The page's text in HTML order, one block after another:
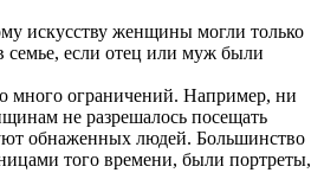
искусству женщины могли только
семье, если отец или муж были
много ограничений. Например, ни
не разрешалось посещать
обнаженных людей. Большинство
того времени, были портреты,